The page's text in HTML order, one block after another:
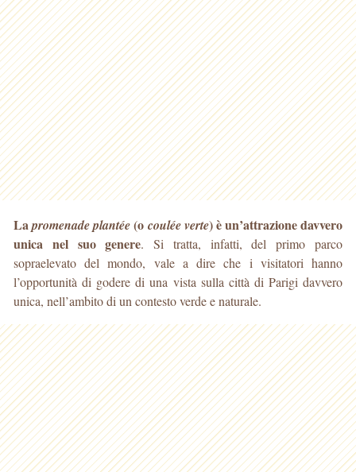
Lapromenade plantée(o coulée verte) è un’attrazione davvero
unica nel suo genere. Si tratta, infatti, del primo parco
sopraelevato del mondo, vale a dire che i visitatori hanno
l’opportunità di godere di una vista sulla città di Parigi davvero
unica, nell’ambito di un contesto verde e naturale.